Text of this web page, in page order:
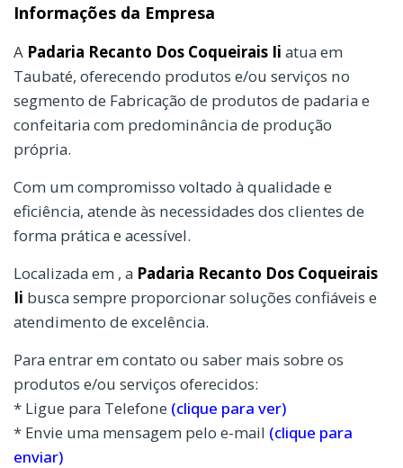
Informações da Empresa
A Padaria Recanto Dos Coqueirais Ii atua em
Taubaté, oferecendo produtos e/ou serviços no
segmento de Fabricação de produtos de padaria e
confeitaria com predominância de produção
própria.
Com um compromisso voltado à qualidade e
eficiência, atende às necessidades dos clientes de
forma prática e acessível.
Localizada em , a Padaria Recanto Dos Coqueirais
Ii busca sempre proporcionar soluções confiáveis e
atendimento de excelência.
Para entrar em contato ou saber mais sobre os
produtos e/ou serviços oferecidos:
* Ligue para Telefone (clique para ver)
* Envie uma mensagem pelo e-mail (clique para
enviar)